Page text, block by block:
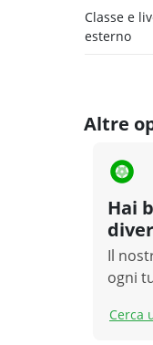
Classe e
esterno
Altre
Hai
Il
ogni
Cerca